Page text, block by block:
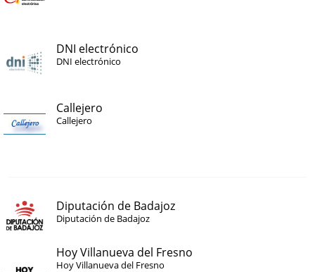
DNI electrónico
DNI electrónico
Callejero
Callejero
Diputación de Badajoz
Diputación de Badajoz
Hoy Villanueva del Fresno
Hoy Villanueva del Fresno